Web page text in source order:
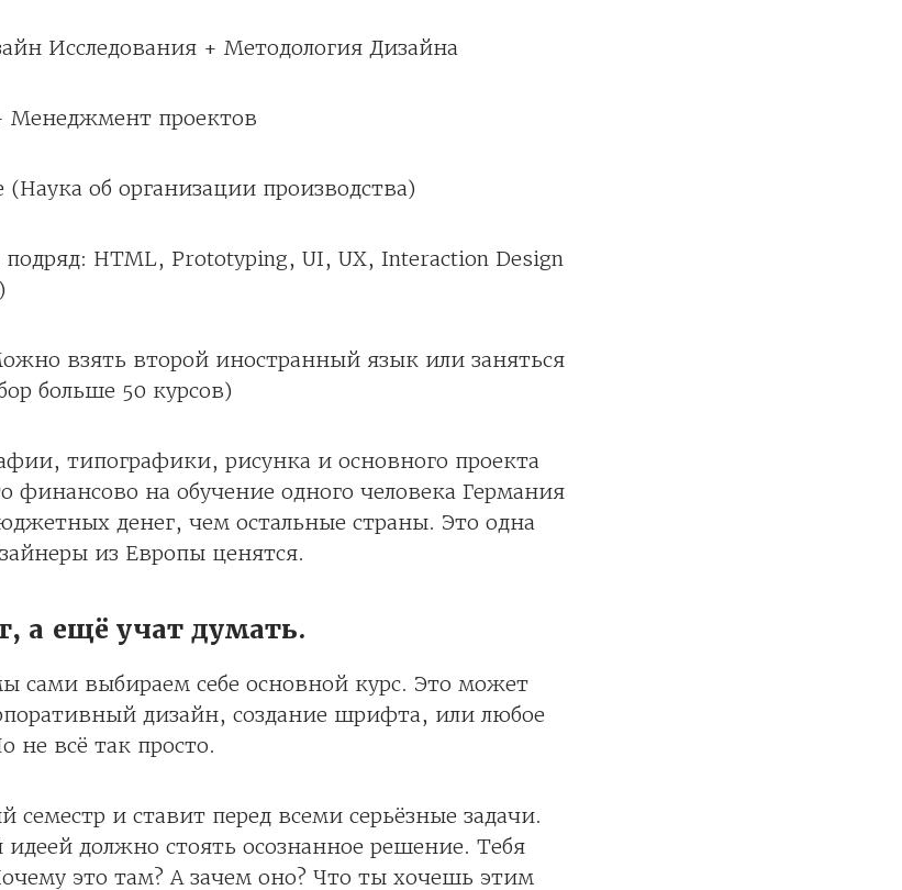
Исследования + Методология Дизайна
Менеджмент проектов
об организации производства)
HTML, Prototyping, UI, UX, Interaction Design
взять второй иностранный язык или заняться
больше 50 курсов)
типографики, рисунка и основного проекта
финансово на обучение одного человека Германия
денег, чем остальные страны. Это одна
из Европы ценятся.
а ещё учат думать.
сами выбираем себе основной курс. Это может
дизайн, создание шрифта, или любое
не всё так просто.
семестр и ставит перед всеми серьёзные задачи.
должно стоять осознанное решение. Тебя
это там? А зачем оно? Что ты хочешь этим